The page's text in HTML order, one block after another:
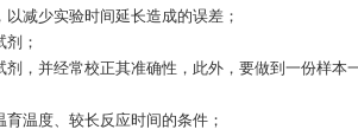
减少实验时间延长造成的误差；
；
，并经常校正其准确性，此外，要做到一份样本
温度、较长反应时间的条件；